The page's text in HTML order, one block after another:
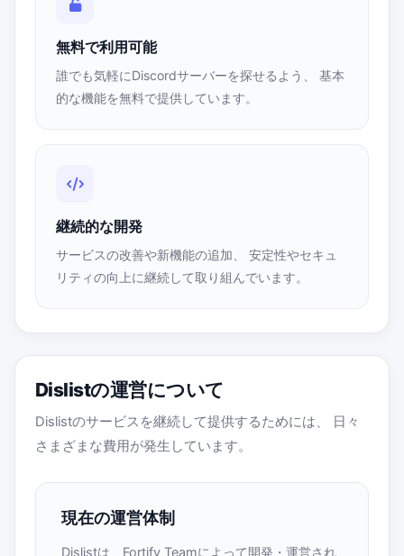
無料で利用可能
誰でも気軽にDiscordサーバーを探せるよう、 基本
的な機能を無料で提供しています。
継続的な開発
サービスの改善や新機能の追加、 安定性やセキュ
リティの向上に継続して取り組んでいます。
Dislistの運営について
Dislistのサービスを継続して提供するためには、 日々
さまざまな費用が発生しています。
現在の運営体制
Dislistは、Fortify Teamによって開発・運営され